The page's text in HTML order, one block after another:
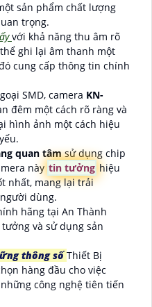
sản phẩm chất lượng
trọng.
với khả năng thu âm rõ
ghi lại âm thanh một
cung cấp thông tin chính
SMD, camera KN-
đêm một cách rõ ràng và
hình ảnh một cách hiệu
quan tâmsử dụng chip
này tin tưởng hiệu
nhất, mang lại trải
dùng.
hãng tại An Thành
và sử dụng sản
thông sốThiết Bị
hàng đầu cho việc
công nghệ tiên tiến